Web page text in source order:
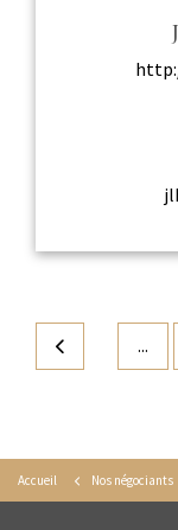
...
Accueil Nos négociants